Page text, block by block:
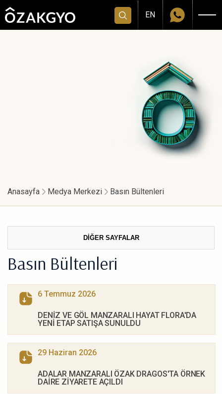
EN
Anasayfa Medya Merkezi Basın Bültenleri
DİĞER SAYFALAR
Basın Bültenleri
6 Temmuz 2026
DENİZ VE GÖL MANZARALI HAYAT FLORA'DA
YENİ ETAP SATIŞA SUNULDU
29 Haziran 2026
ADALAR MANZARALI ÖZAK DRAGOS'TA ÖRNEK
DAİRE ZİYARETE AÇILDI